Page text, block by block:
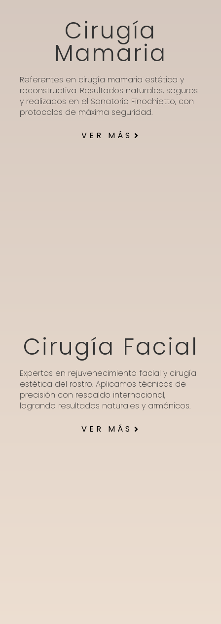
Cirugía
Mamaria
Referentes en cirugía mamaria estética y
reconstructiva. Resultados naturales, seguros
y realizados en el Sanatorio Finochietto, con
protocolos de máxima seguridad.
VER MÁS
Cirugía Facial
Expertos en rejuvenecimiento facial y cirugía
estética del rostro. Aplicamos técnicas de
precisión con respaldo internacional,
logrando resultados naturales y armónicos.
VER MÁS